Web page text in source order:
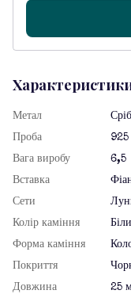
Метал
Проба
925
Вага виробу
6,5
Вставка
Сети
Колір каміння
Форма каміння
Покриття
Довжина
25